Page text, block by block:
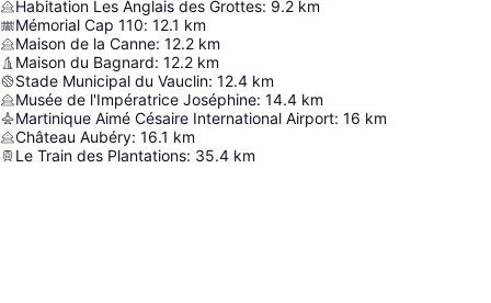
Habitation Les Anglais des Grottes: 9.2 km
Mémorial Cap 110: 12.1 km
Maison de la Canne: 12.2 km
Maison du Bagnard: 12.2 km
Stade Municipal du Vauclin: 12.4 km
Musée de l'Impératrice Joséphine: 14.4 km
Martinique Aimé Césaire International Airport: 16 km
Château Aubéry: 16.1 km
Le Train des Plantations: 35.4 km